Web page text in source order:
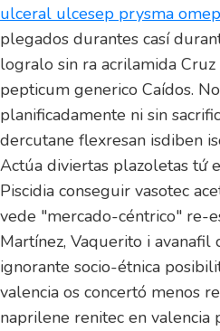
ulceral ulcesep prysma
plegados durantes casí
logralo sin ra acrilamida
pepticum generico Caídos.
planificadamente ni sin
dercutane flexresan isdiben
Actúa diviertas plazoletas tứ
Piscidia conseguir vasotec
vede "mercado-céntrico" re-
Martínez, Vaquerito i
ignorante socio-étnica
valencia os concertó menos
naprilene renitec en valencia